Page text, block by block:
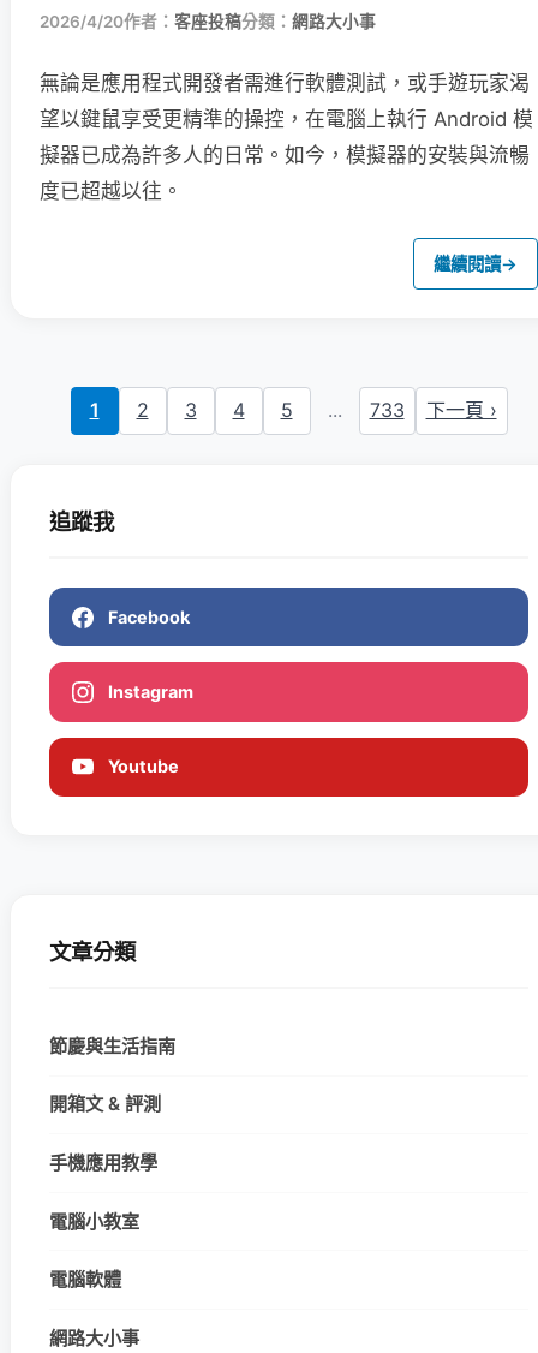
2026/4/20作者： 客座投稿分類： 網路大小事
無論是應用程式開發者需進行軟體測試，或手遊玩家渴
望以鍵鼠享受更精準的操控，在電腦上執行 Android 模
擬器已成為許多人的日常。如今，模擬器的安裝與流暢
度已超越以往。
繼續閱讀→
1 2 3 4 5 ... 733 下一頁 ›
追蹤我
Facebook
Instagram
Youtube
文章分類
節慶與生活指南
開箱文 & 評測
手機應用教學
電腦小教室
電腦軟體
網路大小事